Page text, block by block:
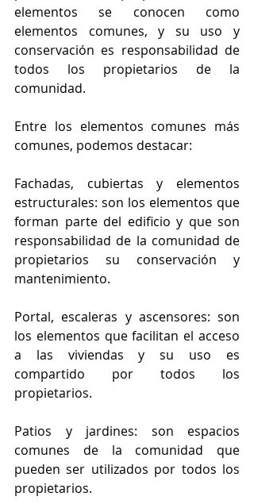
elementos se conocen como
elementos comunes, y su uso y
conservación es responsabilidad de
todos los propietarios de la
comunidad.
Entre los elementos comunes más
comunes, podemos destacar:
Fachadas, cubiertas y elementos
estructurales: son los elementos que
forman parte del edificio y que son
responsabilidad de la comunidad de
propietarios su conservación y
mantenimiento.
Portal, escaleras y ascensores: son
los elementos que facilitan el acceso
a las viviendas y su uso es
compartido por todos los
propietarios.
Patios y jardines: son espacios
comunes de la comunidad que
pueden ser utilizados por todos los
propietarios.